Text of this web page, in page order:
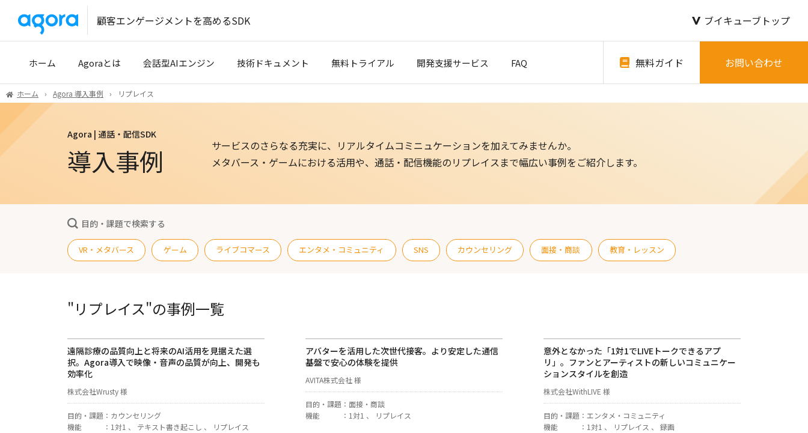
顧客エンゲージメントを高めるSDK ブイキューブトップ
ホーム Agoraとは
開発パートナー
会話型AIエンジン 技術ドキュメント
技術サポート
無料トライアル 開発支援サービス FAQ 無料ガイド お問い合わせ
ホーム Agora 導入事例 リプレイス
Agora | 通話・配信SDK
導入事例
サービスのさらなる充実に、リアルタイムコミニュケーションを加えてみませんか。
メタバース・ゲームにおける活用や、通話・配信機能のリプレイスまで幅広い事例をご紹介します。
目的・課題で検索する
VR・メタバース ゲーム ライブコマース エンタメ・コミュニティ SNS カウンセリング 面接・商談 教育・レッスン
"リプレイス"の事例一覧
遠隔診療の品質向上と将来のAI活用を見据えた選
択。Agora導入で映像・音声の品質が向上、開発も
効率化
株式会社Wrusty 様
目的・課題 ： カウンセリング
機能
： 1対1 、 テキスト書き起こし 、 リプレイス
アバターを活用した次世代接客。より安定した通信
基盤で安心の体験を提供
AVITA株式会社 様
目的・課題： 面接・商談
機能
： 1対1 、 リプレイス
意外となかった「1対1でLIVEトークできるアプ
リ」。ファンとアーティストの新しいコミュニケー
ションスタイルを創造
株式会社WithLIVE 様
目的・課題： エンタメ・コミュニティ
機能
： 1対1 、 リプレイス 、 録画